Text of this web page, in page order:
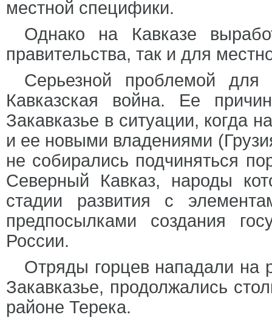
местной специфики.
Однако на Кавказе
правительства, так и для
Серьезной проблемой
Кавказская война. Ее
Закавказье в ситуации, когда
и ее новыми владениями
не собирались подчиняться
Северный Кавказ, народы
стадии развития с
предпосылками создания
России.
Отряды горцев нападали на
Закавказье, продолжались
районе Терека.